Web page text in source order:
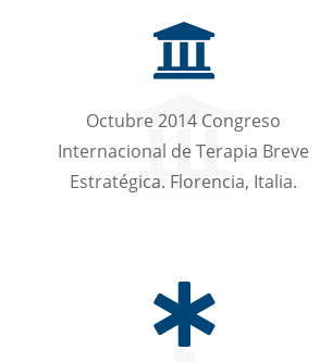
Octubre 2014 Congreso
Internacional de Terapia Breve
Estratégica. Florencia, Italia.